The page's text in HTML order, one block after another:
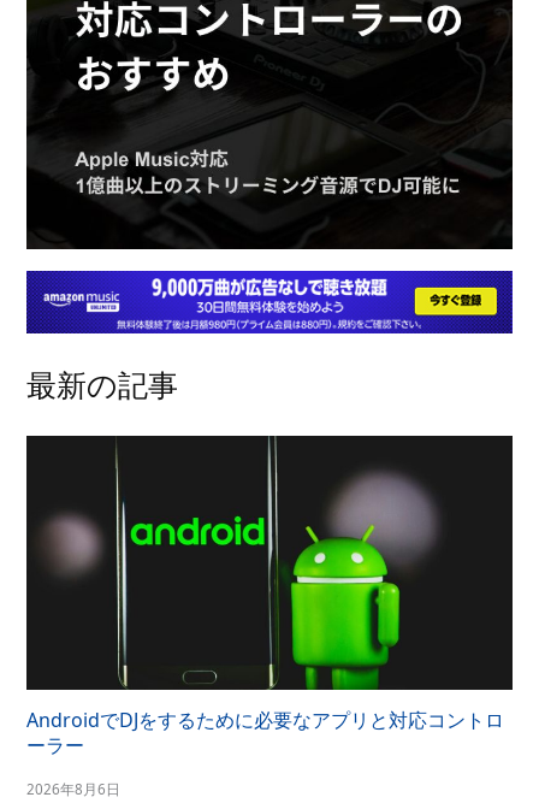
最新の記事
AndroidでDJをするために必要なアプリと対応コントロ
ーラー
2026年8月6日